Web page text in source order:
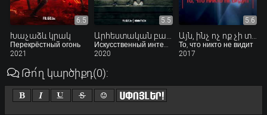
6.5
Խաչաձև կրակ
Перекрёстный огонь
2021
5.5
2020
5.6
Այն, ինչ ոչ ոք չի տեսնում
То, что никто не видит
2017
Թո՛ղ կարծիքդ(0):